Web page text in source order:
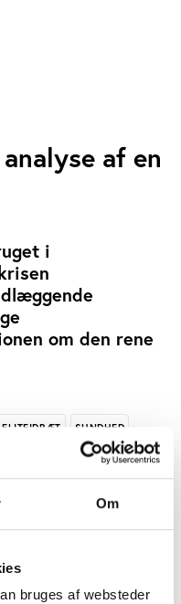
Om
bruges af websteder
af en
i
om den rene
ELITEIDRÆT SUNDHED